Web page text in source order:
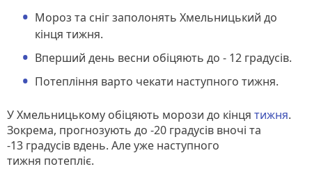
Мороз та сніг заполонять Хмельницький до
кінця тижня.
Вперший день весни обіцяють до - 12 градусів.
Потепління варто чекати наступного тижня.
У Хмельницькому обіцяють морози до кінця тижня.
Зокрема, прогнозують до -20 градусів вночі та
-13 градусів вдень. Але уже наступного
тижня потепліє.